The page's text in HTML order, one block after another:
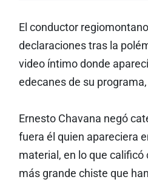
El conductor
declaraciones tras la
video íntimo donde
edecanes de su
Ernesto Chavana negó
fuera él quien apareciera
material, en lo que calificó
más grande chiste que